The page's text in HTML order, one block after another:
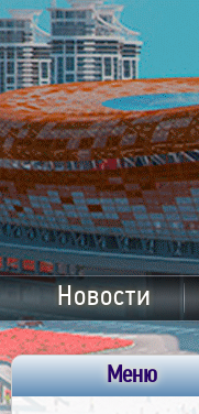
Новости
Меню